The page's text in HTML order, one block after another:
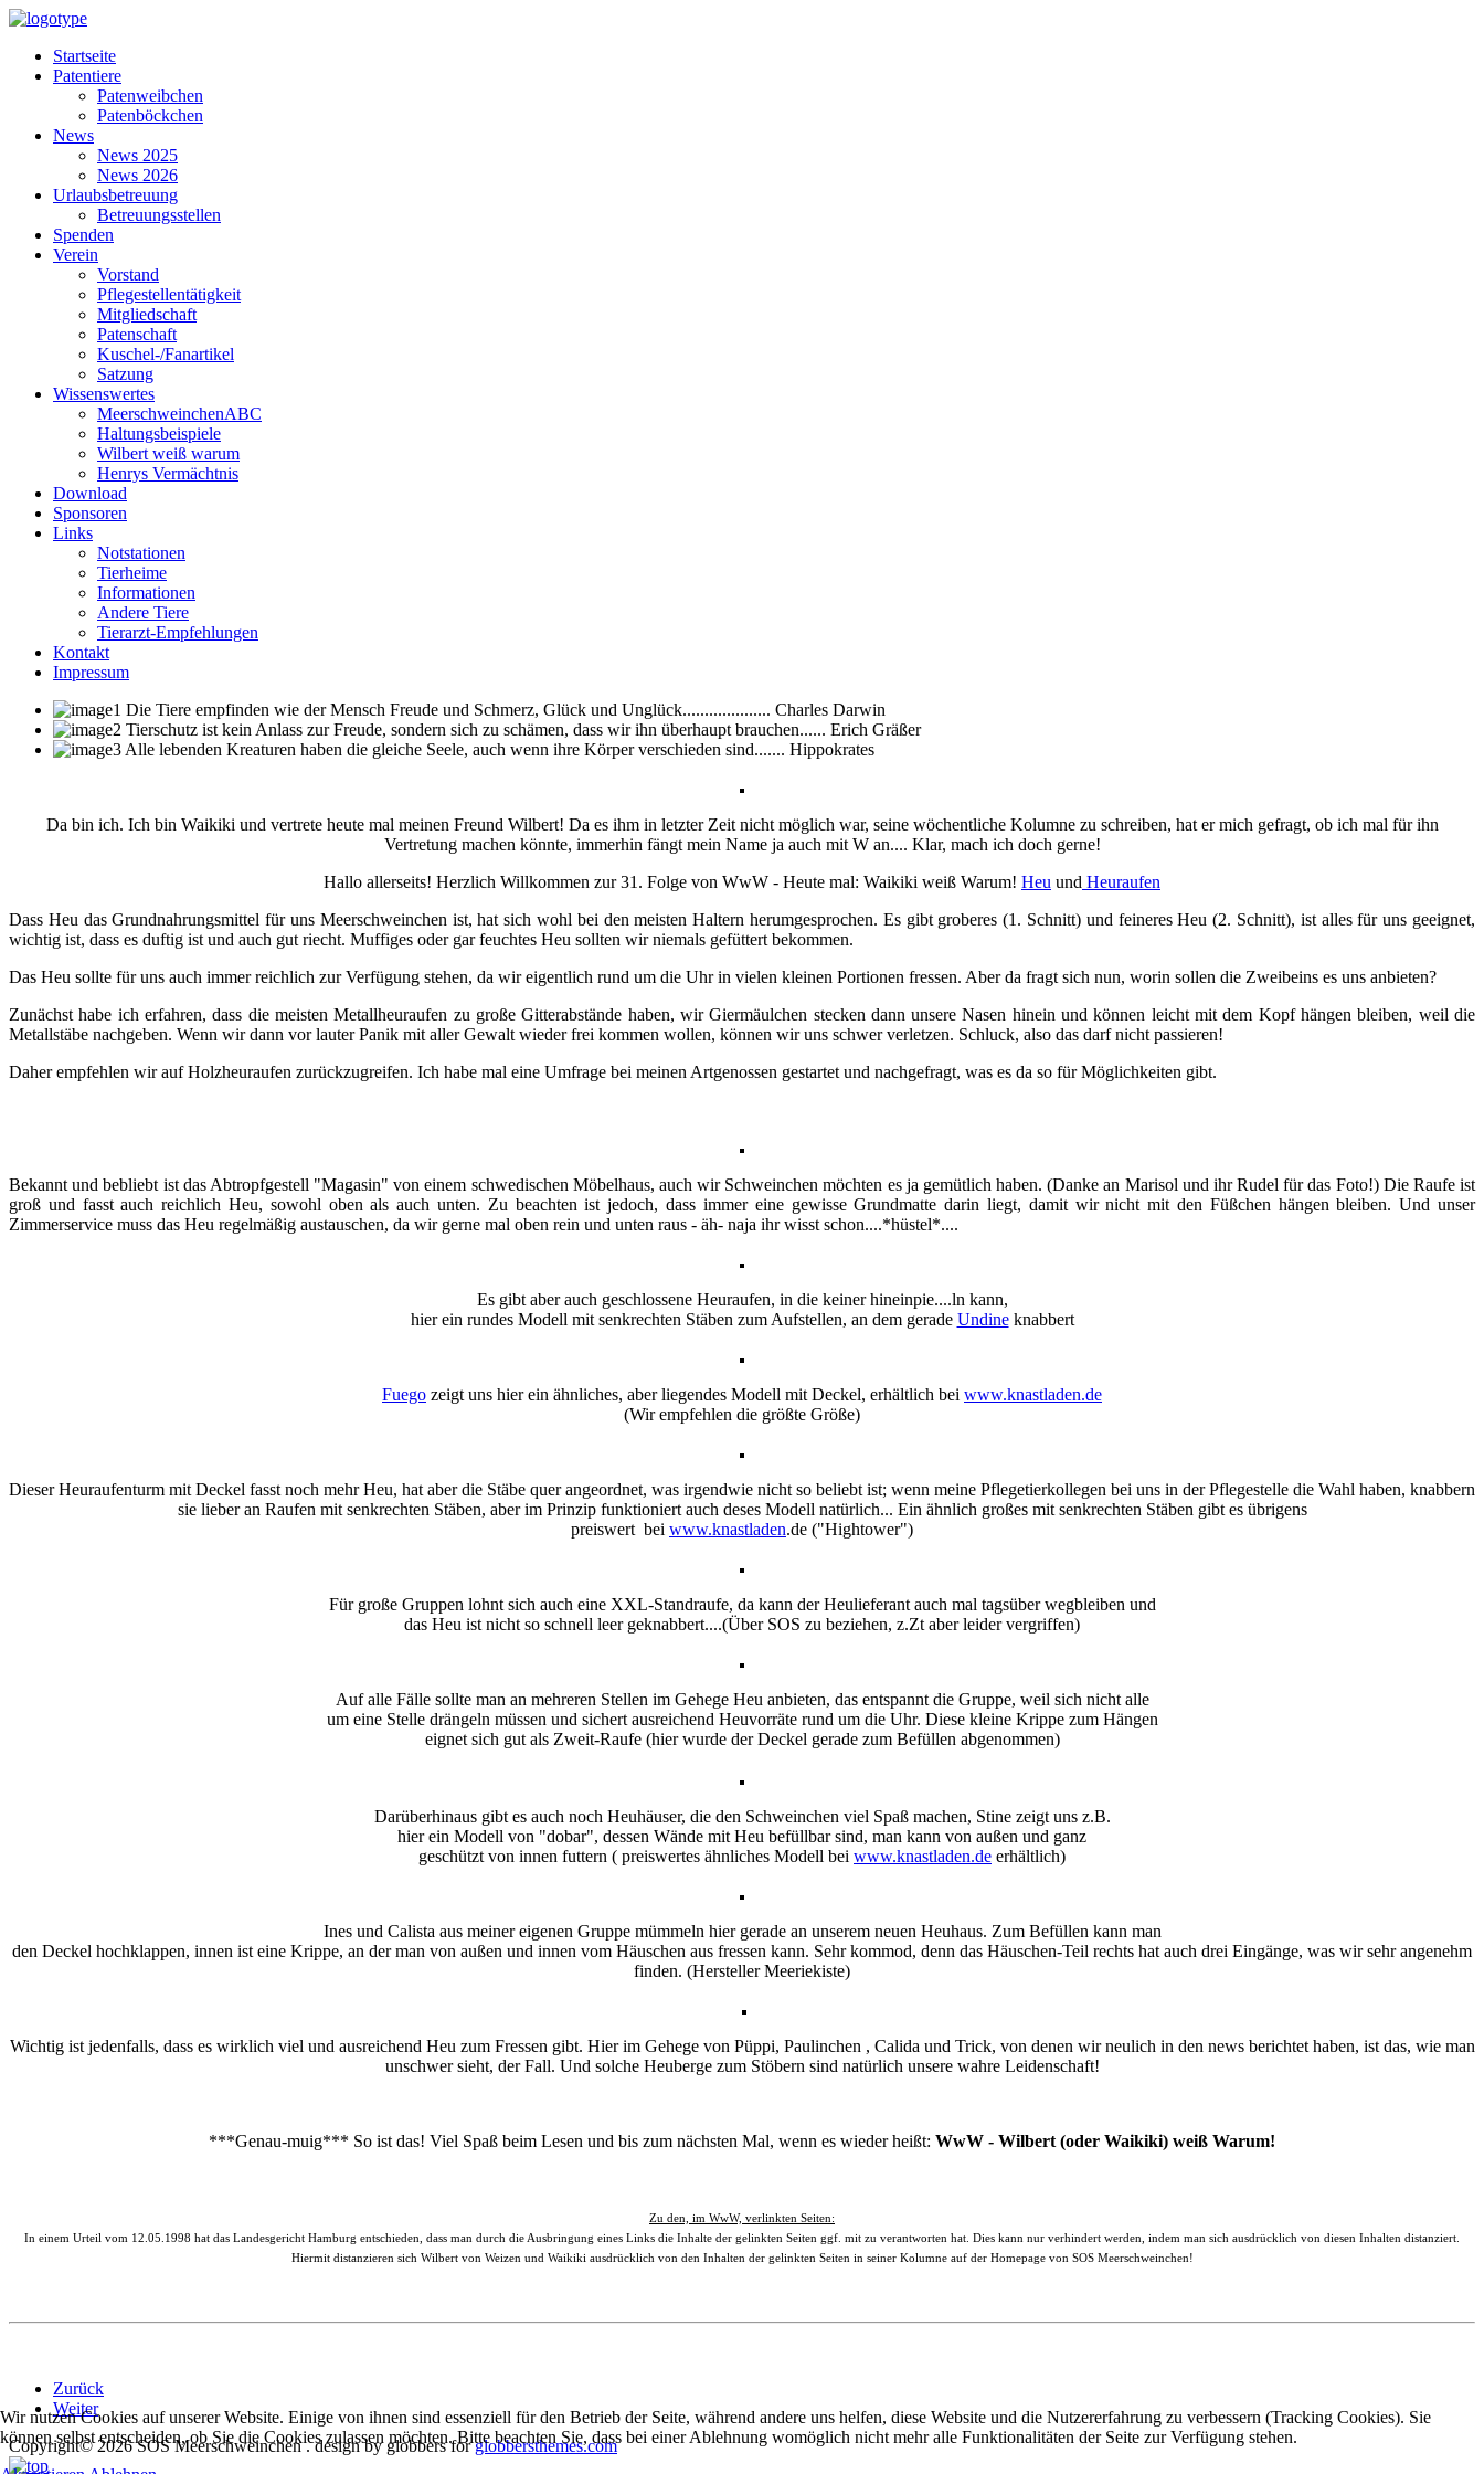
Startseite
Patentiere
Patenweibchen
Patenböckchen
News
News 2025
News 2026
Urlaubsbetreuung
Betreuungsstellen
Spenden
Verein
Vorstand
Pflegestellentätigkeit
Mitgliedschaft
Patenschaft
Kuschel-/Fanartikel
Satzung
Wissenswertes
MeerschweinchenABC
Haltungsbeispiele
Wilbert weiß warum
Henrys Vermächtnis
Download
Sponsoren
Links
Notstationen
Tierheime
Informationen
Andere Tiere
Tierarzt-Empfehlungen
Kontakt
Impressum
Die Tiere empfinden wie der Mensch Freude und Schmerz, Glück und Unglück.................... Charles Darwin
Tierschutz ist kein Anlass zur Freude, sondern sich zu schämen, dass wir ihn überhaupt brauchen...... Erich Gräßer
Alle lebenden Kreaturen haben die gleiche Seele, auch wenn ihre Körper verschieden sind....... Hippokrates
Da bin ich. Ich bin Waikiki und vertrete heute mal meinen Freund Wilbert! Da es ihm in letzter Zeit nicht möglich war, seine wöchentliche Kolumne zu schreiben, hat er mich gefragt, ob ich mal für ihn
Vertretung machen könnte, immerhin fängt mein Name ja auch mit W an.... Klar, mach ich doch gerne!
Hallo allerseits! Herzlich Willkommen zur 31. Folge von WwW - Heute mal: Waikiki weiß Warum! Heu und Heuraufen
Dass Heu das Grundnahrungsmittel für uns Meerschweinchen ist, hat sich wohl bei den meisten Haltern herumgesprochen. Es gibt groberes (1. Schnitt) und feineres Heu (2. Schnitt), ist alles für uns geeignet,
wichtig ist, dass es duftig ist und auch gut riecht. Muffiges oder gar feuchtes Heu sollten wir niemals gefüttert bekommen.
Das Heu sollte für uns auch immer reichlich zur Verfügung stehen, da wir eigentlich rund um die Uhr in vielen kleinen Portionen fressen. Aber da fragt sich nun, worin sollen die Zweibeins es uns anbieten?
Zunächst habe ich erfahren, dass die meisten Metallheuraufen zu große Gitterabstände haben, wir Giermäulchen stecken dann unsere Nasen hinein und können leicht mit dem Kopf hängen bleiben, weil die
Metallstäbe nachgeben. Wenn wir dann vor lauter Panik mit aller Gewalt wieder frei kommen wollen, können wir uns schwer verletzen. Schluck, also das darf nicht passieren!
Daher empfehlen wir auf Holzheuraufen zurückzugreifen. Ich habe mal eine Umfrage bei meinen Artgenossen gestartet und nachgefragt, was es da so für Möglichkeiten gibt.
Bekannt und bebliebt ist das Abtropfgestell "Magasin" von einem schwedischen Möbelhaus, auch wir Schweinchen möchten es ja gemütlich haben. (Danke an Marisol und ihr Rudel für das Foto!) Die Raufe ist
groß und fasst auch reichlich Heu, sowohl oben als auch unten. Zu beachten ist jedoch, dass immer eine gewisse Grundmatte darin liegt, damit wir nicht mit den Füßchen hängen bleiben. Und unser
Zimmerservice muss das Heu regelmäßig austauschen, da wir gerne mal oben rein und unten raus - äh- naja ihr wisst schon....*hüstel*....
Es gibt aber auch geschlossene Heuraufen, in die keiner hineinpie....ln kann,
hier ein rundes Modell mit senkrechten Stäben zum Aufstellen, an dem gerade Undineknabbert
Fuego zeigt uns hier ein ähnliches, aber liegendes Modell mit Deckel, erhältlich bei www.knastladen.de
(Wir empfehlen die größte Größe)
Dieser Heuraufenturm mit Deckel fasst noch mehr Heu, hat aber die Stäbe quer angeordnet, was irgendwie nicht so beliebt ist; wenn meine Pflegetierkollegen bei uns in der Pflegestelle die Wahl haben, knabbern
sie lieber an Raufen mit senkrechten Stäben, aber im Prinzip funktioniert auch deses Modell natürlich... Ein ähnlich großes mit senkrechten Stäben gibt es übrigens
preiswert bei www.knastladen.de ("Hightower")
Für große Gruppen lohnt sich auch eine XXL-Standraufe, da kann der Heulieferant auch mal tagsüber wegbleiben und
das Heu ist nicht so schnell leer geknabbert....(Über SOS zu beziehen, z.Zt aber leider vergriffen)
Auf alle Fälle sollte man an mehreren Stellen im Gehege Heu anbieten, das entspannt die Gruppe, weil sich nicht alle
um eine Stelle drängeln müssen und sichert ausreichend Heuvorräte rund um die Uhr. Diese kleine Krippe zum Hängen
eignet sich gut als Zweit-Raufe (hier wurde der Deckel gerade zum Befüllen abgenommen)
Darüberhinaus gibt es auch noch Heuhäuser, die den Schweinchen viel Spaß machen, Stine zeigt uns z.B.
hier ein Modell von "dobar", dessen Wände mit Heu befüllbar sind, man kann von außen und ganz
geschützt von innen futtern ( preiswertes ähnliches Modell bei www.knastladen.de erhältlich)
Ines und Calista aus meiner eigenen Gruppe mümmeln hier gerade an unserem neuen Heuhaus. Zum Befüllen kann man
den Deckel hochklappen, innen ist eine Krippe, an der man von außen und innen vom Häuschen aus fressen kann. Sehr kommod, denn das Häuschen-Teil rechts hat auch drei Eingänge, was wir sehr angenehm
finden. (Hersteller Meeriekiste)
Wichtig ist jedenfalls, dass es wirklich viel und ausreichend Heu zum Fressen gibt. Hier im Gehege von Püppi, Paulinchen , Calida und Trick, von denen wir neulich in den news berichtet haben, ist das, wie man
unschwer sieht, der Fall. Und solche Heuberge zum Stöbern sind natürlich unsere wahre Leidenschaft!
***Genau-muig*** So ist das! Viel Spaß beim Lesen und bis zum nächsten Mal, wenn es wieder heißt: WwW - Wilbert (oder Waikiki) weiß Warum!
Zu den, im WwW, verlinkten Seiten:
In einem Urteil vom 12.05.1998 hat das Landesgericht Hamburg entschieden, dass man durch die Ausbringung eines Links die Inhalte der gelinkten Seiten ggf. mit zu verantworten hat. Dies kann nur verhindert werden, indem man sich ausdrücklich von diesen Inhalten distanziert.
Hiermit distanzieren sich Wilbert von Weizen und Waikiki ausdrücklich von den Inhalten der gelinkten Seiten in seiner Kolumne auf der Homepage von SOS Meerschweinchen!
Zurück
Weiter
Copyright© 2026 SOS Meerschweinchen . design by globbers forglobbersthemes.com
Wir nutzen Cookies auf unserer Website. Einige von ihnen sind essenziell für den Betrieb der Seite, während andere uns helfen, diese Website und die Nutzererfahrung zu verbessern (Tracking Cookies). Sie
können selbst entscheiden, ob Sie die Cookies zulassen möchten. Bitte beachten Sie, dass bei einer Ablehnung womöglich nicht mehr alle Funktionalitäten der Seite zur Verfügung stehen.